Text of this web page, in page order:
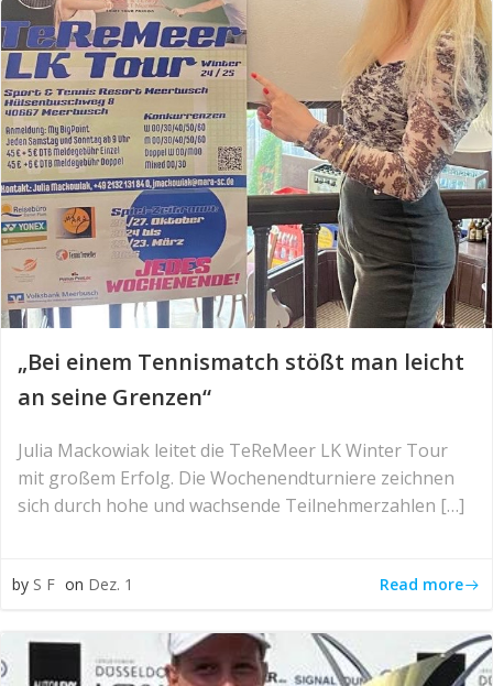
„Bei einem Tennismatch stößt man leicht
an seine Grenzen“
Julia Mackowiak leitet die TeReMeer LK Winter Tour
mit großem Erfolg. Die Wochenendturniere zeichnen
sich durch hohe und wachsende Teilnehmerzahlen […]
by S F on Dez. 1 Read more